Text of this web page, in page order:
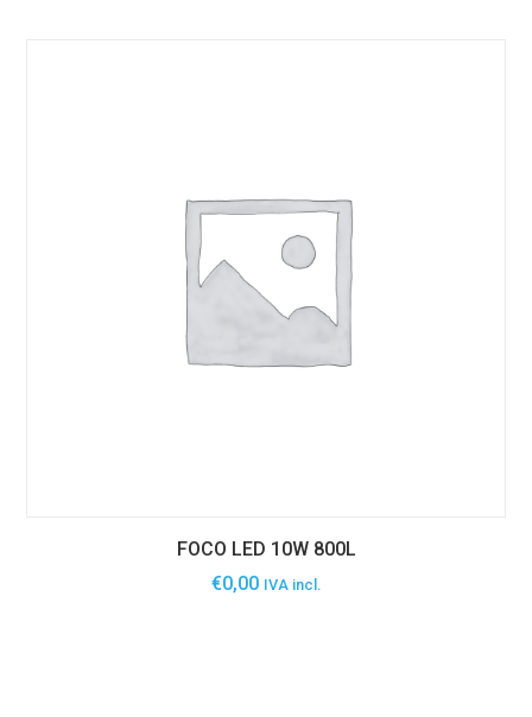
FOCO LED 10W 800L
€0,00 IVA incl.